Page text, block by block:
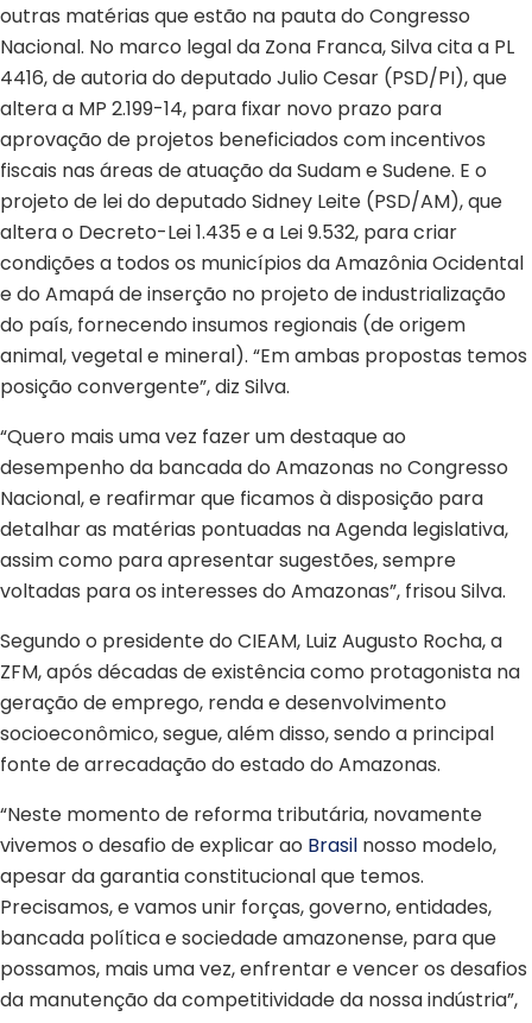
outras matérias que estão na pauta do Congresso
Nacional. No marco legal da Zona Franca, Silva cita a PL
4416, de autoria do deputado Julio Cesar (PSD/PI), que
altera a MP 2.199-14, para fixar novo prazo para
aprovação de projetos beneficiados com incentivos
fiscais nas áreas de atuação da Sudam e Sudene. E o
projeto de lei do deputado Sidney Leite (PSD/AM), que
altera o Decreto-Lei 1.435 e a Lei 9.532, para criar
condições a todos os municípios da Amazônia Ocidental
e do Amapá de inserção no projeto de industrialização
do país, fornecendo insumos regionais (de origem
animal, vegetal e mineral). “Em ambas propostas temos
posição convergente”, diz Silva.
“Quero mais uma vez fazer um destaque ao
desempenho da bancada do Amazonas no Congresso
Nacional, e reafirmar que ficamos à disposição para
detalhar as matérias pontuadas na Agenda legislativa,
assim como para apresentar sugestões, sempre
voltadas para os interesses do Amazonas”, frisou Silva.
Segundo o presidente do CIEAM, Luiz Augusto Rocha, a
ZFM, após décadas de existência como protagonista na
geração de emprego, renda e desenvolvimento
socioeconômico, segue, além disso, sendo a principal
fonte de arrecadação do estado do Amazonas.
“Neste momento de reforma tributária, novamente
vivemos o desafio de explicar ao Brasil nosso modelo,
apesar da garantia constitucional que temos.
Precisamos, e vamos unir forças, governo, entidades,
bancada política e sociedade amazonense, para que
possamos, mais uma vez, enfrentar e vencer os desafios
da manutenção da competitividade da nossa indústria”,